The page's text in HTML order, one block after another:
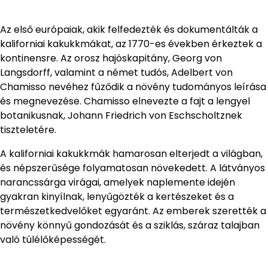
Az első európaiak, akik felfedezték és dokumentálták a
kaliforniai kakukkmákat, az 1770-es években érkeztek a
kontinensre. Az orosz hajóskapitány, Georg von
Langsdorff, valamint a német tudós, Adelbert von
Chamisso nevéhez fűződik a növény tudományos leírása
és megnevezése. Chamisso elnevezte a fajt a lengyel
botanikusnak, Johann Friedrich von Eschscholtznek
tiszteletére.
A kaliforniai kakukkmák hamarosan elterjedt a világban,
és népszerűsége folyamatosan növekedett. A látványos
narancssárga virágai, amelyek naplemente idején
gyakran kinyílnak, lenyűgözték a kertészeket és a
természetkedvelőket egyaránt. Az emberek szerették a
növény könnyű gondozását és a sziklás, száraz talajban
való túlélőképességét.